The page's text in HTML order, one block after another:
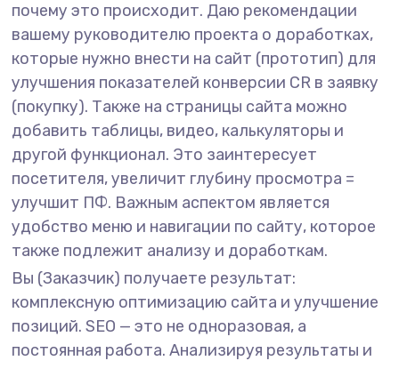
почему это происходит. Даю рекомендации
вашему руководителю проекта о доработках,
которые нужно внести на сайт (прототип) для
улучшения показателей конверсии CR в заявку
(покупку). Также на страницы сайта можно
добавить таблицы, видео, калькуляторы и
другой функционал. Это заинтересует
посетителя, увеличит глубину просмотра =
улучшит ПФ. Важным аспектом является
удобство меню и навигации по сайту, которое
также подлежит анализу и доработкам.
Вы (Заказчик) получаете результат:
комплексную оптимизацию сайта и улучшение
позиций. SEO — это не одноразовая, а
постоянная работа. Анализируя результаты и